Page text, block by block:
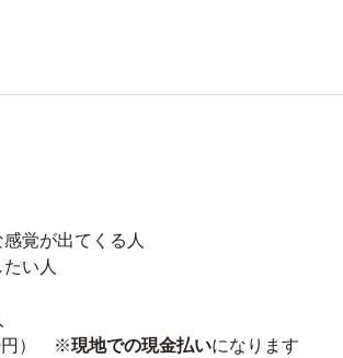
覚が出てくる人
い人
）　※現地での現金払いになります